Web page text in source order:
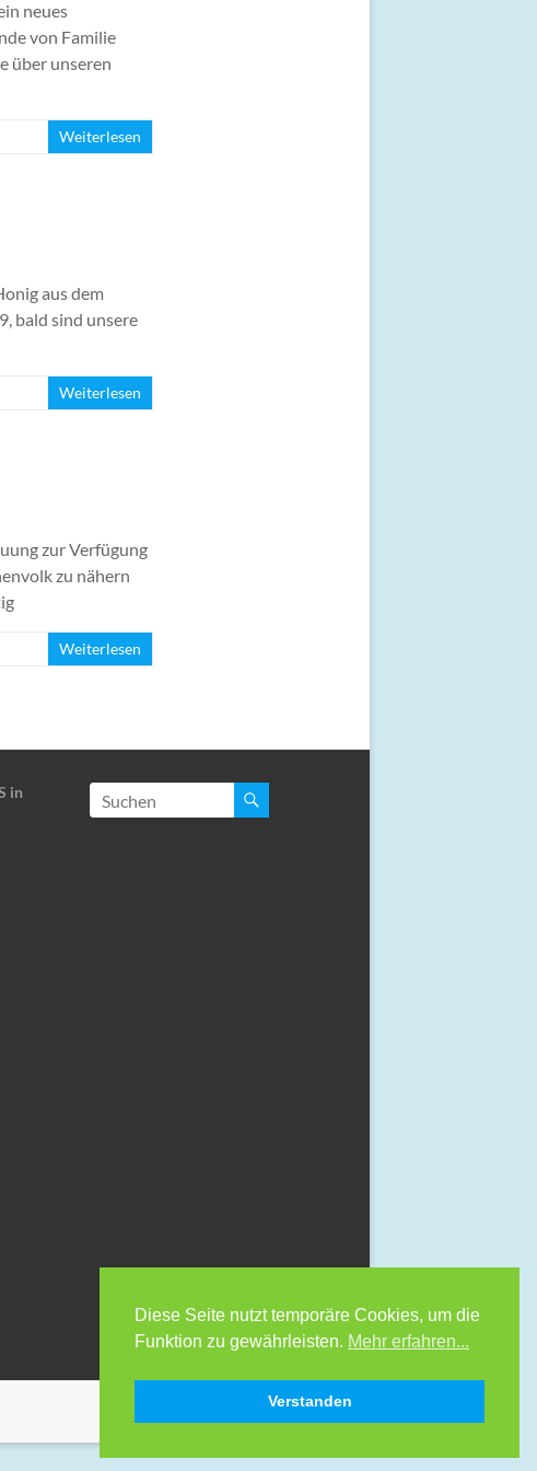
neues
von Familie
über unseren
Weiterlesen
aus dem
bald sind unsere
Weiterlesen
zur Verfügung
zu nähern
Weiterlesen
in
Diese Seite nutzt temporäre Cookies, um die
Funktion zu gewährleisten. Mehr erfahren...
Verstanden